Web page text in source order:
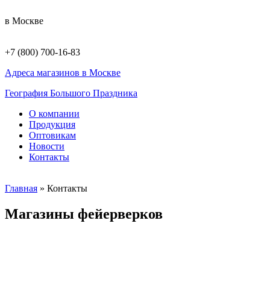
в Москве
+7 (800) 700-16-83
Адреса магазинов в Москве
География Большого Праздника
О компании
Продукция
Оптовикам
Новости
Контакты
Главная » Контакты
Магазины фейерверков